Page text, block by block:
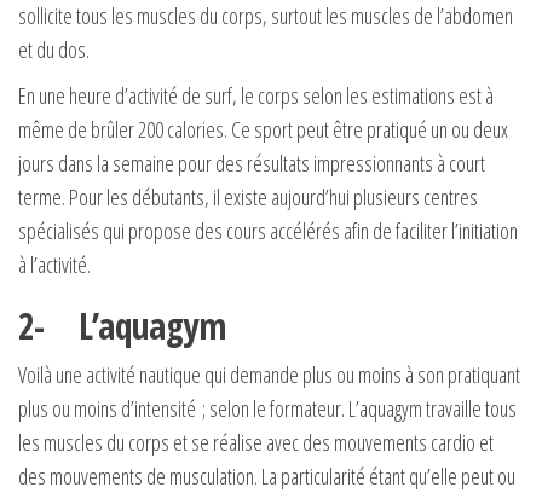
sollicite tous les muscles du corps, surtout les muscles de l’abdomen
et du dos.
En une heure d’activité de surf, le corps selon les estimations est à
même de brûler 200 calories. Ce sport peut être pratiqué un ou deux
jours dans la semaine pour des résultats impressionnants à court
terme. Pour les débutants, il existe aujourd’hui plusieurs centres
spécialisés qui propose des cours accélérés afin de faciliter l’initiation
à l’activité.
2- L’aquagym
Voilà une activité nautique qui demande plus ou moins à son pratiquant
plus ou moins d’intensité ; selon le formateur. L’aquagym travaille tous
les muscles du corps et se réalise avec des mouvements cardio et
des mouvements de musculation. La particularité étant qu’elle peut ou